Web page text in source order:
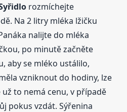
rozmíchejte
Na 2 litry mléka lžičku
nalijte do mléka
po minutě začněte
aby se mléko ustálilo,
vzniknout do hodiny, lze
to nemá cenu, v případě
pokus vzdát. Sýřenina